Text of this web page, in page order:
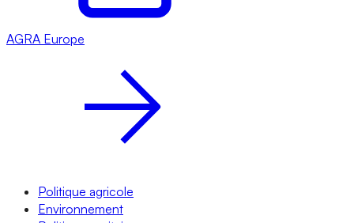
AGRA Europe
Politique agricole
Environnement